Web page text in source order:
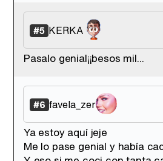
#5 KERKA
Pasalo genial¡¡besos mil...
#6 favela_zer
Ya estoy aquí jeje
Me lo pase genial y había